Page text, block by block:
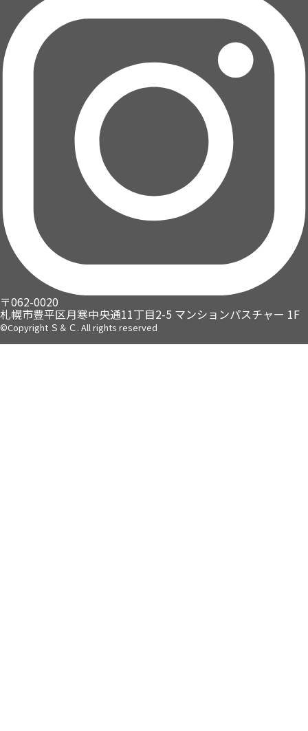
〒062-0020
札幌市豊平区月寒中央通11丁目2-5 マンションパスチャー 1F
©Copyright Ｓ＆Ｃ. All rights reserved